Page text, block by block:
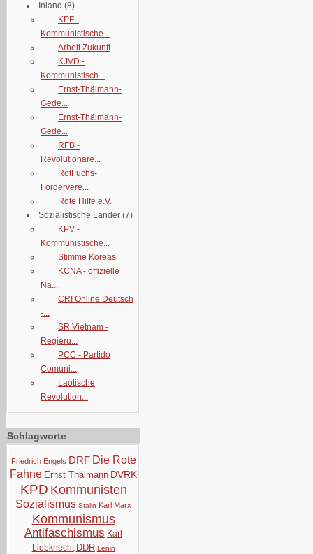
Inland (8)
KPF -
Kommunistische...
Arbeit Zukunft
KJVD -
Kommunistisch...
Ernst-Thälmann-
Gede...
Ernst-Thälmann-
Gede...
RFB -
Revolutionäre...
RotFuchs-
Fördervere...
Rote Hilfe e.V.
Sozialistische Länder (7)
KPV -
Kommunistische...
Stimme Koreas
KCNA - offizielle
Na...
CRI Online Deutsch
-...
SR Vietnam -
Regieru...
PCC - Partido
Comuni...
Laotische
Revolution...
Schlagworte
Friedrich Engels DRF Die Rote
Fahne Ernst Thälmann DVRK
KPD Kommunisten
Sozialismus Stalin Karl Marx
Kommunismus
Antifaschismus Karl
Liebknecht DDR Lenin